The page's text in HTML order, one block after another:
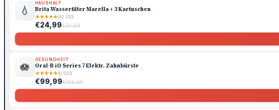
💧
HAUSHALT
Brita Wasserfilter Marella + 3 Kartuschen
★★★★★(42.100)
€24,99€34,99
🪷
GESUNDHEIT
Oral-B iO Series 7 Elektr. Zahnbürste
★★★★★(6.520)
€99,99€199,99